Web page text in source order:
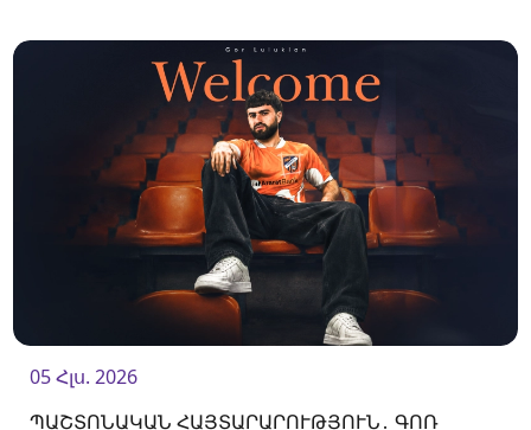
05 Հլս. 2026
ՊԱՇՏՈՆԱԿԱՆ ՀԱՅՏԱՐԱՐՈՒԹՅՈՒՆ․ ԳՈՌ